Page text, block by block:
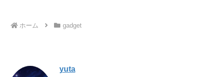
ホーム gadget
yuta